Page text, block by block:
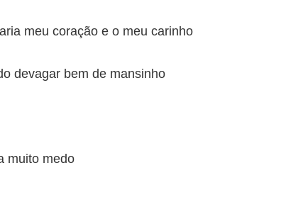
meu coração e o meu carinho
devagar bem de mansinho
muito medo